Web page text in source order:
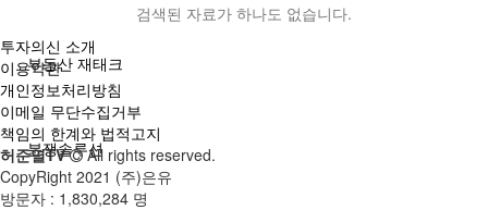
부동산 재태크
분쟁솔루션
검색된 자료가 하나도 없습니다.
투자의신 소개
이용약관
개인정보처리방침
이메일 무단수집거부
책임의 한계와 법적고지
허준열TV
All rights reserved.
CopyRight 2021 (주)은유
방문자 : 1,830,284 명